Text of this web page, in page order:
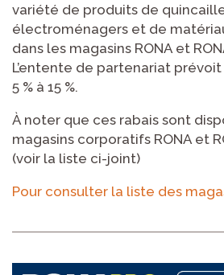
variété de produits de
électroménagers et de
dans les magasins RONA et
L’entente de partenariat
5 % à 15 %.
À noter que ces rabais sont
magasins corporatifs RONA et
(voir la liste ci-joint)
Pour consulter la liste des